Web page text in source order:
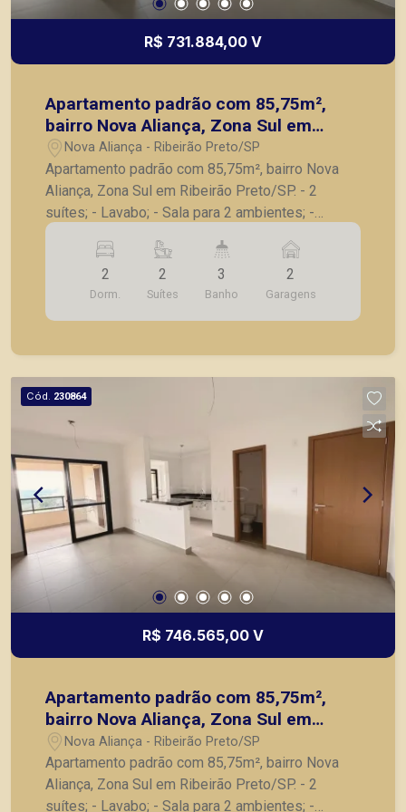
R$ 731.884,00 V
Apartamento padrão com 85,75m²,
bairro Nova Aliança, Zona Sul em
Ribeirão Preto/SP.
Nova Aliança - Ribeirão Preto/SP
Apartamento padrão com 85,75m², bairro Nova
Aliança, Zona Sul em Ribeirão Preto/SP. - 2
suítes; - Lavabo; - Sala para 2 ambientes; -
Varanda gourmet com churrasqueira; - Cozinha; -
Lavanderia; - 2 vagas de garagem. A Piramid tem
como objetivo atender seus clientes com
agilidade e segurança, em locação, vendas de
imóveis prontos, usados ou mesmo nos
2
Dorm.
2
Suítes
3
Banho
2
Garagens
Cód. 230864
R$ 746.565,00 V
Apartamento padrão com 85,75m²,
bairro Nova Aliança, Zona Sul em
Ribeirão Preto/SP.
Nova Aliança - Ribeirão Preto/SP
Apartamento padrão com 85,75m², bairro Nova
Aliança, Zona Sul em Ribeirão Preto/SP. - 2
suítes; - Lavabo; - Sala para 2 ambientes; -